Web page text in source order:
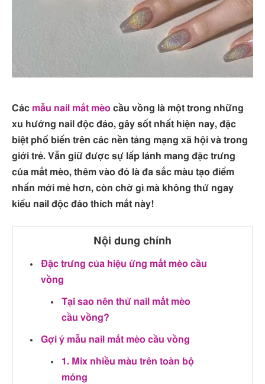
Các mẫu nail mắt mèo cầu vồng là một trong những
xu hướng nail độc đáo, gây sốt nhất hiện nay, đặc
biệt phổ biến trên các nền tảng mạng xã hội và trong
giới trẻ. Vẫn giữ được sự lấp lánh mang đặc trưng
của mắt mèo, thêm vào đó là đa sắc màu tạo điểm
nhấn mới mẻ hơn, còn chờ gì mà không thử ngay
kiểu nail độc đáo thích mắt này!
Nội dung chính
Đặc trưng của hiệu ứng mắt mèo cầu
vồng
Tại sao nên thử nail mắt mèo
cầu vồng?
Gợi ý mẫu nail mắt mèo cầu vồng
1. Mix nhiều màu trên toàn bộ
móng